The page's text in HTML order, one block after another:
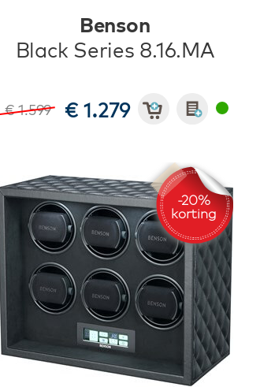
Benson
Black Series 8.16.MA
€ 1.599 € 1.279